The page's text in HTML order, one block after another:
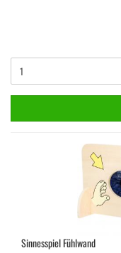
Sinnesspiel Fühlwand